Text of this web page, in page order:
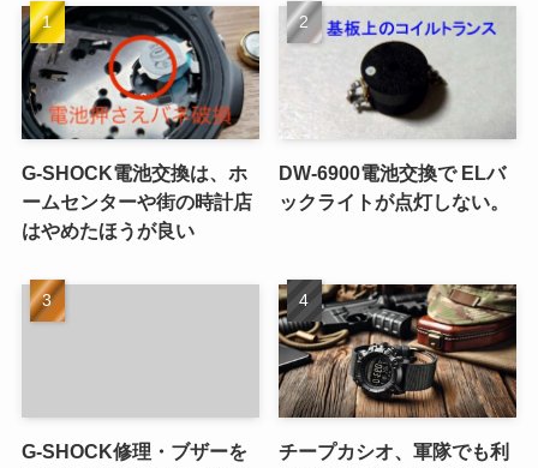
G-SHOCK電池交換は、ホ
ームセンターや街の時計店
はやめたほうが良い
DW-6900電池交換で ELバ
ックライトが点灯しない。
G-SHOCK修理・ブザーを
チープカシオ、軍隊でも利